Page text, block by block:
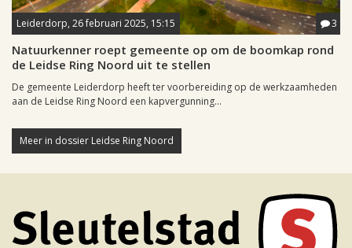
Leiderdorp, 26 februari 2025, 15:15 3
Natuurkenner roept gemeente op om de boomkap rond
de Leidse Ring Noord uit te stellen
De gemeente Leiderdorp heeft ter voorbereiding op de werkzaamheden
aan de Leidse Ring Noord een kapvergunning...
Meer in dossier Leidse Ring Noord